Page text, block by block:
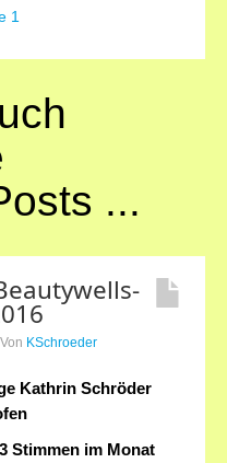
...
Von KSchroeder
Kathrin Schröder
Stimmen im Monat